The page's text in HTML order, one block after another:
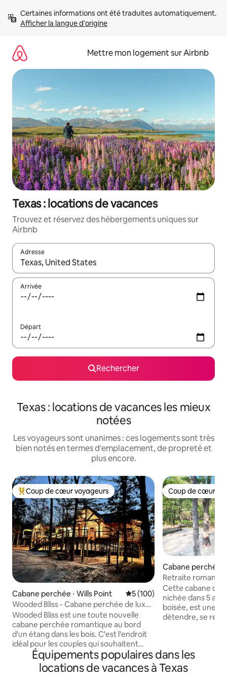
directement
Afficher la langue d'origine
Mettre mon logement sur Airbnb
Texas : locations de vacances
Trouvez et réservez des hébergements uniques sur
Airbnb
Adresse
Lorsque les résultats s'affichent, utilisez les flèches vers le
Arrivée
Départ
Rechercher
Texas : locations de vacances les mieux
notées
Les voyageurs sont unanimes : ces logements sont très
bien notés en termes d'emplacement, de propreté et
plus encore.
Coups de cœur voyageurs les plus appréciés
Coup de cœur voyageurs
Cabane perchée ⋅ Wills Point Évaluation moyenne sur la
5 (100)
Wooded Bliss - Cabane perchée de luxe
neuve
Wooded Bliss est une toute nouvelle
cabane perchée romantique au bord
d'un étang dans les bois. C'est l'endroit
idéal pour les couples qui souhaitent
passer leur lune de miel, leur
anniversaire ou simplement s'évader
pour se détendre et se ressourcer. À
Coup de cœur
Coup de cœur
Cabane perchée
Retraite
perchée au Little
Cette cabane de
nichée dans 5
boisée, est une
détendre, se
king size, que
au-dessus du sol
d'oreillers et de
Équipements populaires dans les
locations de vacances à Texas